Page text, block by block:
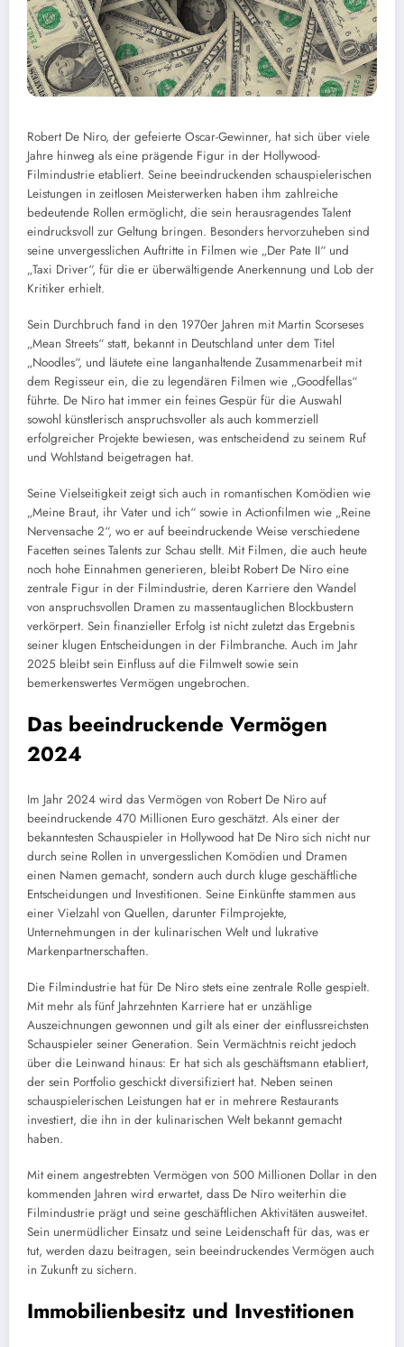
Robert De Niro, der gefeierte Oscar-Gewinner, hat sich über viele
Jahre hinweg als eine prägende Figur in der Hollywood-
Filmindustrie etabliert. Seine beeindruckenden schauspielerischen
Leistungen in zeitlosen Meisterwerken haben ihm zahlreiche
bedeutende Rollen ermöglicht, die sein herausragendes Talent
eindrucksvoll zur Geltung bringen. Besonders hervorzuheben sind
seine unvergesslichen Auftritte in Filmen wie „Der Pate II“ und
„Taxi Driver“, für die er überwältigende Anerkennung und Lob der
Kritiker erhielt.
Sein Durchbruch fand in den 1970er Jahren mit Martin Scorseses
„Mean Streets“ statt, bekannt in Deutschland unter dem Titel
„Noodles“, und läutete eine langanhaltende Zusammenarbeit mit
dem Regisseur ein, die zu legendären Filmen wie „Goodfellas“
führte. De Niro hat immer ein feines Gespür für die Auswahl
sowohl künstlerisch anspruchsvoller als auch kommerziell
erfolgreicher Projekte bewiesen, was entscheidend zu seinem Ruf
und Wohlstand beigetragen hat.
Seine Vielseitigkeit zeigt sich auch in romantischen Komödien wie
„Meine Braut, ihr Vater und ich“ sowie in Actionfilmen wie „Reine
Nervensache 2“, wo er auf beeindruckende Weise verschiedene
Facetten seines Talents zur Schau stellt. Mit Filmen, die auch heute
noch hohe Einnahmen generieren, bleibt Robert De Niro eine
zentrale Figur in der Filmindustrie, deren Karriere den Wandel
von anspruchsvollen Dramen zu massentauglichen Blockbustern
verkörpert. Sein finanzieller Erfolg ist nicht zuletzt das Ergebnis
seiner klugen Entscheidungen in der Filmbranche. Auch im Jahr
2025 bleibt sein Einfluss auf die Filmwelt sowie sein
bemerkenswertes Vermögen ungebrochen.
Das beeindruckende Vermögen
2024
Im Jahr 2024 wird das Vermögen von Robert De Niro auf
beeindruckende 470 Millionen Euro geschätzt. Als einer der
bekanntesten Schauspieler in Hollywood hat De Niro sich nicht nur
durch seine Rollen in unvergesslichen Komödien und Dramen
einen Namen gemacht, sondern auch durch kluge geschäftliche
Entscheidungen und Investitionen. Seine Einkünfte stammen aus
einer Vielzahl von Quellen, darunter Filmprojekte,
Unternehmungen in der kulinarischen Welt und lukrative
Markenpartnerschaften.
Die Filmindustrie hat für De Niro stets eine zentrale Rolle gespielt.
Mit mehr als fünf Jahrzehnten Karriere hat er unzählige
Auszeichnungen gewonnen und gilt als einer der einflussreichsten
Schauspieler seiner Generation. Sein Vermächtnis reicht jedoch
über die Leinwand hinaus: Er hat sich als geschäftsmann etabliert,
der sein Portfolio geschickt diversifiziert hat. Neben seinen
schauspielerischen Leistungen hat er in mehrere Restaurants
investiert, die ihn in der kulinarischen Welt bekannt gemacht
haben.
Mit einem angestrebten Vermögen von 500 Millionen Dollar in den
kommenden Jahren wird erwartet, dass De Niro weiterhin die
Filmindustrie prägt und seine geschäftlichen Aktivitäten ausweitet.
Sein unermüdlicher Einsatz und seine Leidenschaft für das, was er
tut, werden dazu beitragen, sein beeindruckendes Vermögen auch
in Zukunft zu sichern.
Immobilienbesitz und Investitionen